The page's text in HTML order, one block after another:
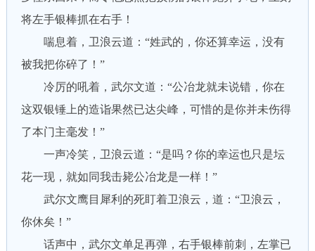
将左手银棒抓在右手！
喘息着，卫浪云道：“姓武的，你还算幸运，没有
被我把你碎了！”
冷厉的吼着，武尔文道：“公冶龙就未说错，你在
这双银锤上的造诣果然已达尖峰，可惜的是你并未伤得
了本门主毫发！”
一声冷笑，卫浪云道：“是吗？你的幸运也只是坛
花一现，就如同我击毙公冶龙是一样！”
武尔文鹰目犀利的死盯着卫浪云，道：“卫浪云，
你休矣！”
话声中，武尔文单足再弹，右手银棒前刺，左掌已